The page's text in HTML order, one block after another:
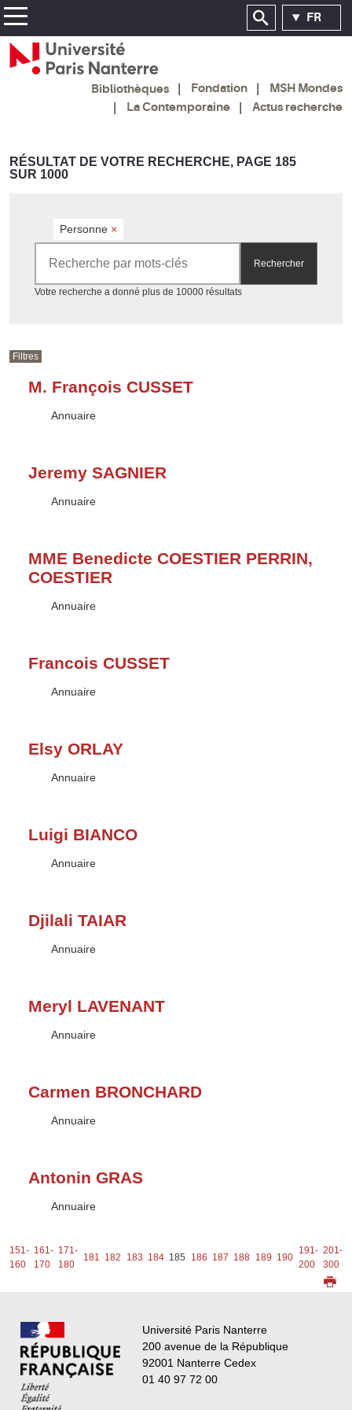
FR
Bibliothèques Fondation
MSH Mondes
La Contemporaine
Actus recherche
RÉSULTAT DE VOTRE RECHERCHE, PAGE 185
SUR 1000
Personne ×
Rechercher
Votre recherche a donné plus de 10000 résultatsAccéder aux résultats
Filtres
M. François CUSSET
Type :
Annuaire
Jeremy SAGNIER
Type :
Annuaire
MME Benedicte COESTIER PERRIN,
COESTIER
Type :
Annuaire
Francois CUSSET
Type :
Annuaire
Elsy ORLAY
Type :
Annuaire
Luigi BIANCO
Type :
Annuaire
Djilali TAIAR
Type :
Annuaire
Meryl LAVENANT
Type :
Annuaire
Carmen BRONCHARD
Type :
Annuaire
Antonin GRAS
Type :
Annuaire
151-
160
161-
170
171-
180
181 182 183 184 185 186 187 188 189 190
191-
200
201-
300
Université Paris Nanterre
200 avenue de la République
92001 Nanterre Cedex
01 40 97 72 00